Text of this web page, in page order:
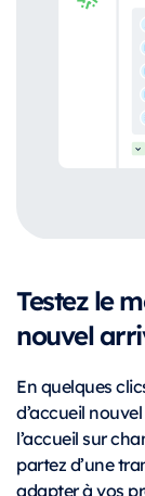
Testez le
nouvel
En quelques
d’accueil
l’accueil sur
partez d’une
adapter à vos